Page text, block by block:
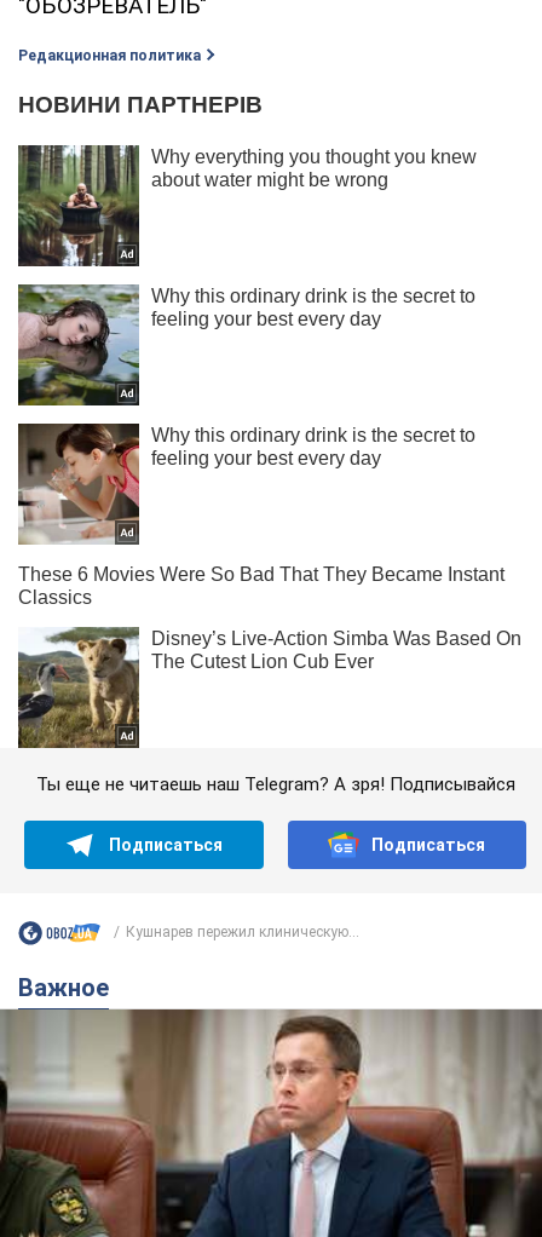
Редакционная политика
Ты еще не читаешь наш Telegram? А зря! Подписывайся
Подписаться Подписаться
Кушнарев пережил клиническую...
Важное